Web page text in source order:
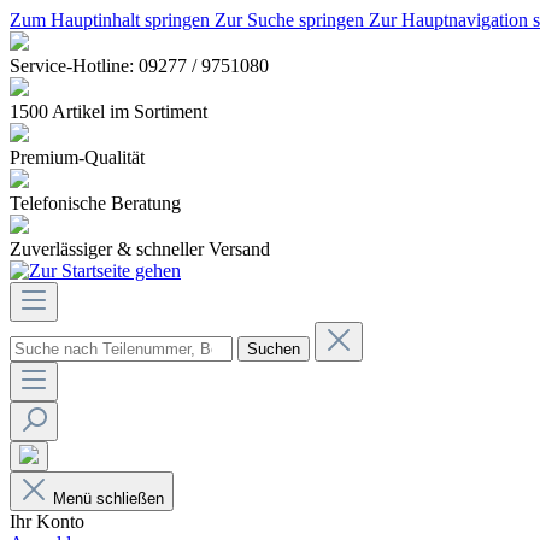
Zum Hauptinhalt springen Zur Suche springen Zur Hauptnavigation
Service-Hotline: 09277 / 9751080
1500 Artikel im Sortiment
Premium-Qualität
Telefonische Beratung
Zuverlässiger & schneller Versand
Suchen
Menü schließen
Ihr Konto